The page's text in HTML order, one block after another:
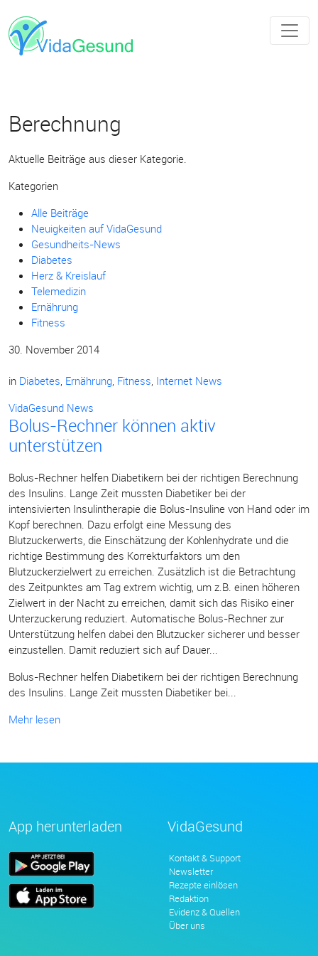
Berechnung
Aktuelle Beiträge aus dieser Kategorie.
Kategorien
Alle Beiträge
Neuigkeiten auf VidaGesund
Gesundheits-News
Diabetes
Herz & Kreislauf
Telemedizin
Ernährung
Fitness
30. November 2014
in Diabetes, Ernährung, Fitness, Internet News
VidaGesund News
Bolus-Rechner können aktiv
unterstützen
Bolus-Rechner helfen Diabetikern bei der richtigen Berechnung
des Insulins. Lange Zeit mussten Diabetiker bei der
intensivierten Insulintherapie die Bolus-Insuline von Hand oder im
Kopf berechnen. Dazu erfolgt eine Messung des
Blutzuckerwerts, die Einschätzung der Kohlenhydrate und die
richtige Bestimmung des Korrekturfaktors um den
Blutzuckerzielwert zu erreichen. Zusätzlich ist die Betrachtung
des Zeitpunktes am Tag extrem wichtig, um z.B. einen höheren
Zielwert in der Nacht zu erreichen, damit sich das Risiko einer
Unterzuckerung reduziert. Automatische Bolus-Rechner zur
Unterstützung helfen dabei den Blutzucker sicherer und besser
einzustellen. Damit reduziert sich auf Dauer...
Bolus-Rechner helfen Diabetikern bei der richtigen Berechnung
des Insulins. Lange Zeit mussten Diabetiker bei...
Mehr lesen
App herunterladen VidaGesund
Kontakt & Support
Newsletter
Rezepte einlösen
Redaktion
Evidenz & Quellen
Über uns